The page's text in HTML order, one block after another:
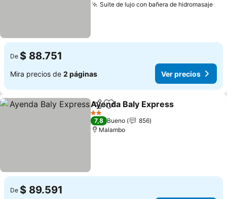
Suite de lujo con bañera de hidromasaje
De $ 88.751
Mira precios de 2 páginas Ver precios
CompartirAgregar a favoritos
Ayenda Baly Express
2 Estrellas
7,8 Bueno
856
Malambo
De $ 89.591